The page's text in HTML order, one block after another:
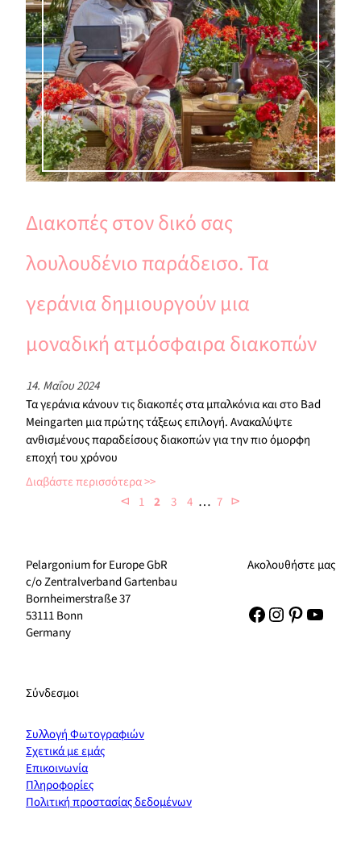
Διακοπές στον δικό σας
λουλουδένιο παράδεισο. Τα
γεράνια δημιουργούν μια
μοναδική ατμόσφαιρα διακοπών
14. Μαΐου 2024
Τα γεράνια κάνουν τις διακοπές στα μπαλκόνια και στο Bad
Meingarten μια πρώτης τάξεως επιλογή. Ανακαλύψτε
ανθισμένους παραδείσους διακοπών για την πιο όμορφη
εποχή του χρόνου
Διαβάστε περισσότερα
⊲
1 2 3 4 … 7 ⊳
Pelargonium for Europe GbR
c/o Zentralverband Gartenbau
Bornheimerstraße 37
53111 Bonn
Germany
Ακολουθήστε μας
Facebook
Instagram
Pinterest
Σύνδεσμοι
Συλλογή Φωτογραφιών
Σχετικά με εμάς
Επικοινωνία
Πληροφορίες
Πολιτική προστασίας δεδομένων